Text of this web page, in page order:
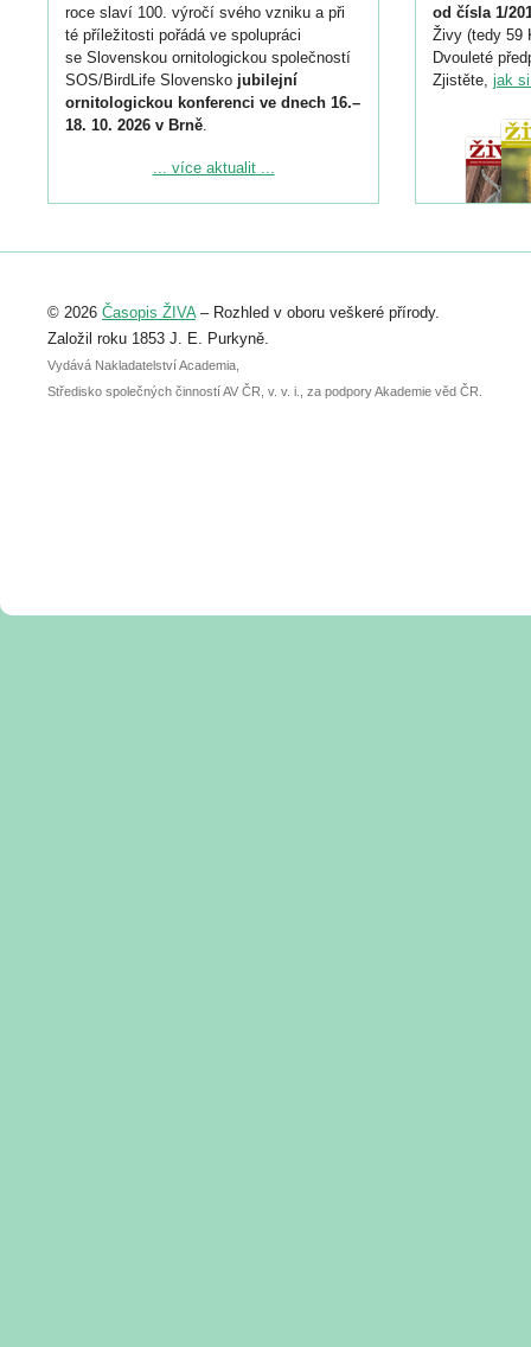
roce slaví 100. výročí svého vzniku a při
té příležitosti pořádá ve spolupráci
se Slovenskou ornitologickou společností
SOS/BirdLife Slovensko jubilejní
ornitologickou konferenci ve dnech 16.–
18. 10. 2026 v Brně.
Podrobnější informace ke konferenci
Registrovat se můžete do 6. září.
abstraktu přihlášené přednášky nebo
posteru je už 30. června.
... více aktualit ...
od čísla 1/
Živy (tedy 59
Dvouleté
Zjistěte, jak
© 2026 Časopis ŽIVA– Rozhled v oboru veškeré přírody.
Založil roku 1853 J. E. Purkyně.
Vydává Nakladatelství Academia,
Středisko společných činností AV ČR, v. v. i., za podpory Akademie věd ČR.